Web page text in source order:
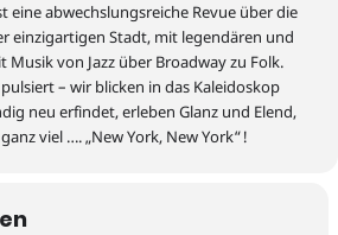
eine abwechslungsreiche Revue über die
einzigartigen Stadt, mit legendären und
von Jazz über Broadway zu Folk.
– wir blicken in das Kaleidoskop
neu erfindet,erleben Glanz und Elend,
ganz viel ….„New York, New York“!